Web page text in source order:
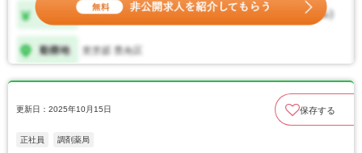
更新日：2025年10月15日 保存する
正社員 調剤薬局